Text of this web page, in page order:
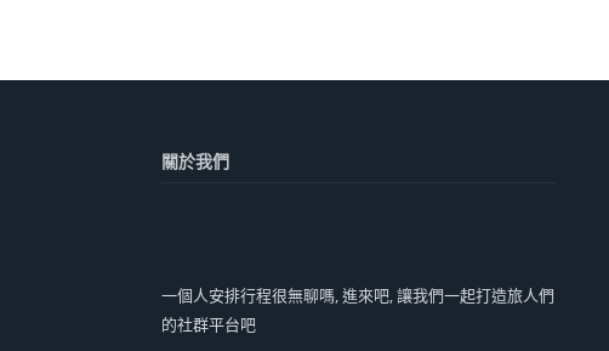
關於我們
一個人安排行程很無聊嗎, 進來吧, 讓我們一起打造旅人們
的社群平台吧